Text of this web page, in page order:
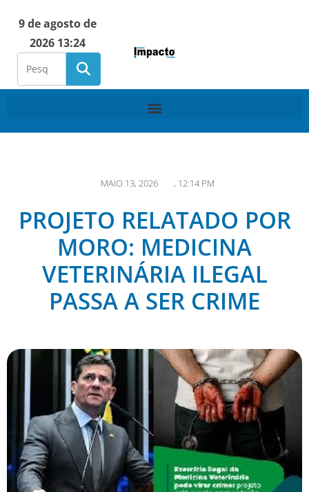
9 de agosto de
2026 13:24
MAIO 13, 2026 , 12:14 PM
PROJETO RELATADO POR
MORO: MEDICINA
VETERINÁRIA ILEGAL
PASSA A SER CRIME